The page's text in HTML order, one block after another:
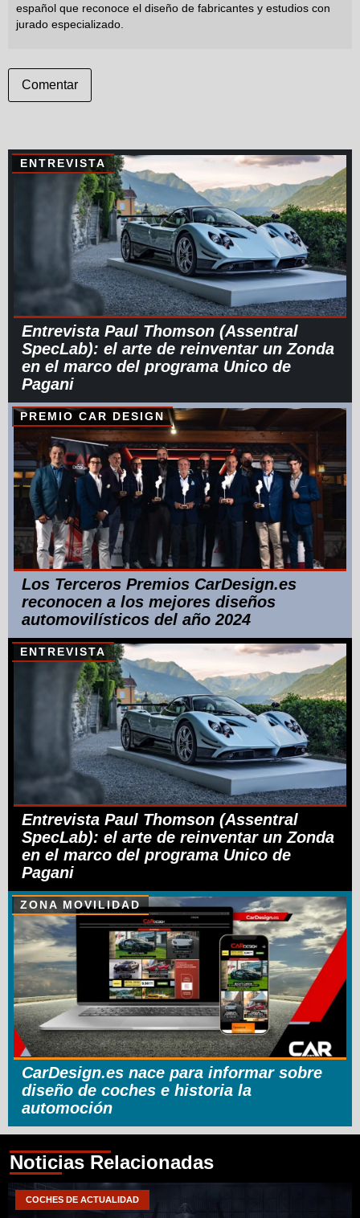
español que reconoce el diseño de fabricantes y estudios con
jurado especializado.
Comentar
ENTREVISTA
Entrevista Paul Thomson (Assentral
SpecLab): el arte de reinventar un Zonda
en el marco del programa Unico de
Pagani
PREMIO CAR DESIGN
Los Terceros Premios CarDesign.es
reconocen a los mejores diseños
automovilísticos del año 2024
ENTREVISTA
Entrevista Paul Thomson (Assentral
SpecLab): el arte de reinventar un Zonda
en el marco del programa Unico de
Pagani
ZONA MOVILIDAD
CarDesign.es nace para informar sobre
diseño de coches e historia la
automoción
Noticias Relacionadas
COCHES DE ACTUALIDAD